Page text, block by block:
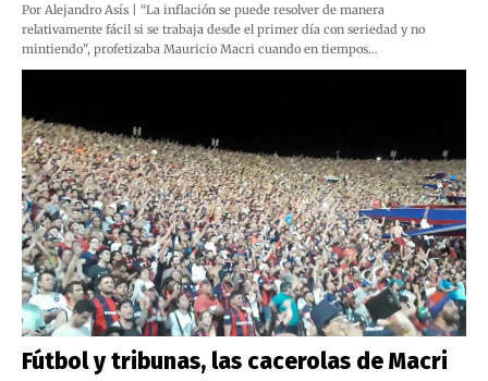
Por Alejandro Asís | “La inflación se puede resolver de manera
relativamente fácil si se trabaja desde el primer día con seriedad y no
mintiendo", profetizaba Mauricio Macri cuando en tiempos…
Fútbol y tribunas, las cacerolas de Macri